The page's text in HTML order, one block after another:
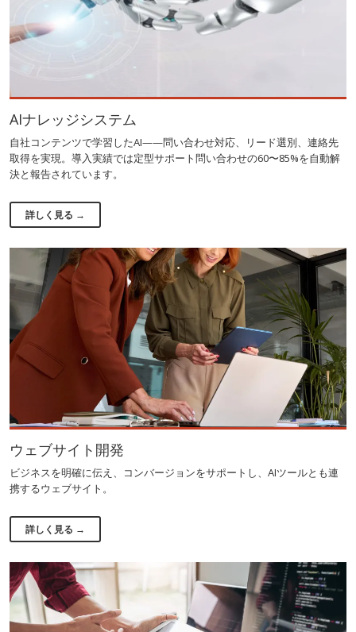
AIナレッジシステム
自社コンテンツで学習したAI——問い合わせ対応、リード選別、連絡先
取得を実現。導入実績では定型サポート問い合わせの60〜85%を自動解
決と報告されています。
詳しく見る →
ウェブサイト開発
ビジネスを明確に伝え、コンバージョンをサポートし、AIツールとも連
携するウェブサイト。
詳しく見る →